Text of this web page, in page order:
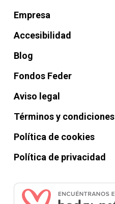
Empresa
Accesibilidad
Blog
Fondos Feder
Aviso legal
Términos y condiciones
Política de cookies
Política de privacidad